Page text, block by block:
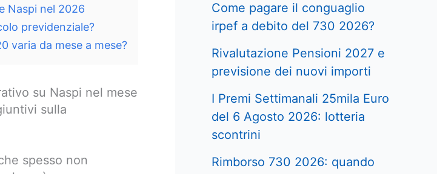
Naspi nel 2026
previdenziale?
varia da mese a mese?
su Naspi nel mese
sulla
spesso non
Come pagare il conguaglio
irpef a debito del 730 2026?
Rivalutazione Pensioni 2027 e
previsione dei nuovi importi
I Premi Settimanali 25mila Euro
del 6 Agosto 2026: lotteria
scontrini
Rimborso 730 2026: quando